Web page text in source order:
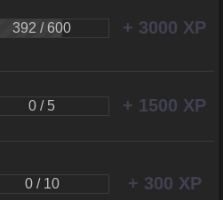
392 / 600 + 3000 XP
0 / 5 + 1500 XP
0 / 10 + 300 XP